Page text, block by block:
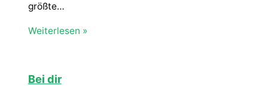
größte…
Weiterlesen »
Bei dir